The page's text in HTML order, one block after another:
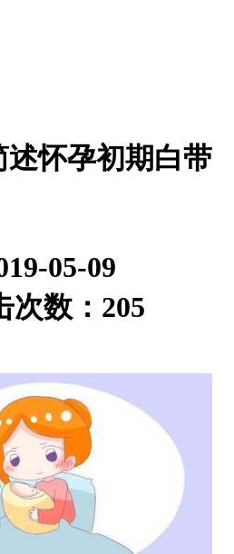
述怀孕初期白带
05-09
数： 205